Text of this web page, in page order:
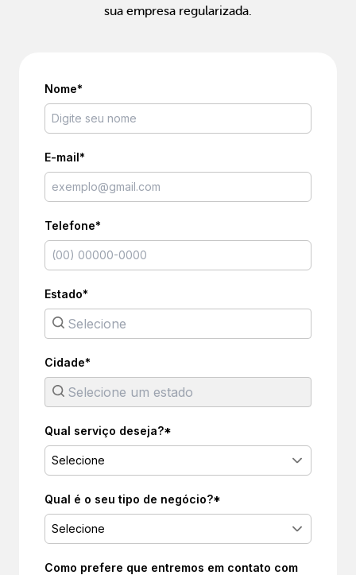
sua empresa regularizada.
Nome*
E-mail*
Telefone*
Estado*
Cidade*
Qual serviço deseja?*
Selecione
Qual é o seu tipo de negócio?*
Selecione
Como prefere que entremos em contato com